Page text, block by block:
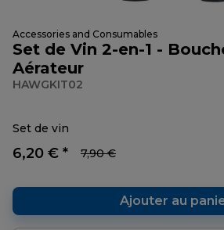
Accessories and Consumables
Set de Vin 2-en-1 -
Aérateur
HAWGKIT02
Set de vin
6,20 € * 7,90 €
Ajouter au